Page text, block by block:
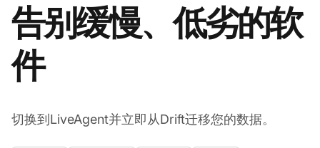
告别缓慢、低劣的软
件
切换到LiveAgent并立即从Drift迁移您的数据。